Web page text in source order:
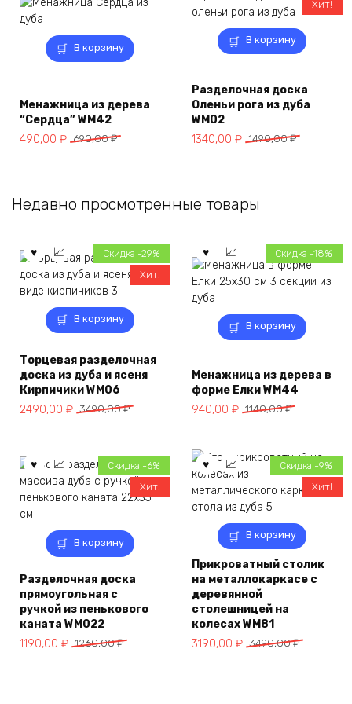
В корзину
Менажница из дерева
“Сердца” WM42
690,00₽
Первоначальная
490,00 ₽
Текущая
В корзину
Хит!
Разделочная доска
Оленьи рога из дуба
WM02
1490,00₽
Первоначальная
1340,00 ₽
Текущая
Недавно просмотренные товары
В корзину
Скидка -29%
Хит!
Торцевая разделочная
доска из дуба и ясеня
Кирпичики WM06
3490,00₽
Первоначальная
3490,00 ₽.
2490,00 ₽
Текущая
В корзину
Скидка -18%
Менажница из дерева в
форме Елки WM44
1140,00₽
Первоначальная
1140,00 ₽.
940,00 ₽
Текущая
В корзину
Скидка -6%
Хит!
Разделочная доска
прямоугольная с
ручкой из пенькового
каната WM022
1260,00₽
Первоначальная
1190,00 ₽
Текущая
В корзину
Скидка -9%
Хит!
Прикроватный столик
на металлокаркасе с
деревянной
столешницей на
колесах WM81
3490,00₽
Первоначальная
3190,00 ₽
Текущая